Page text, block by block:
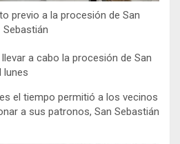
previo a la procesión de San
Sebastián
a cabo la procesión de San
lunes
el tiempo permitió a los vecinos
a sus patronos, San Sebastián